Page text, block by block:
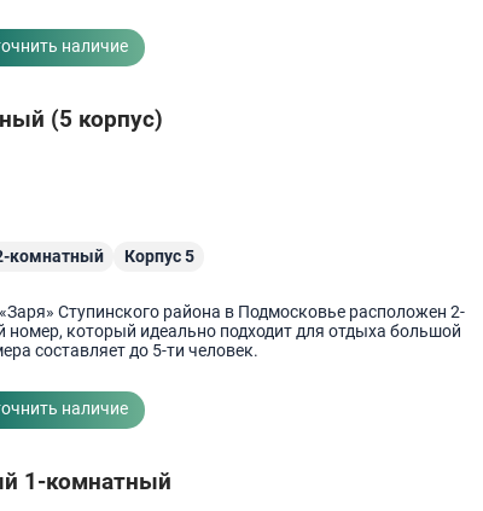
наличие
(5 корпус)
комнатный Корпус 5
Ступинского района в Подмосковье расположен 2-
который идеально подходит для отдыха большой
составляет до 5-ти человек.
наличие
1-комнатный